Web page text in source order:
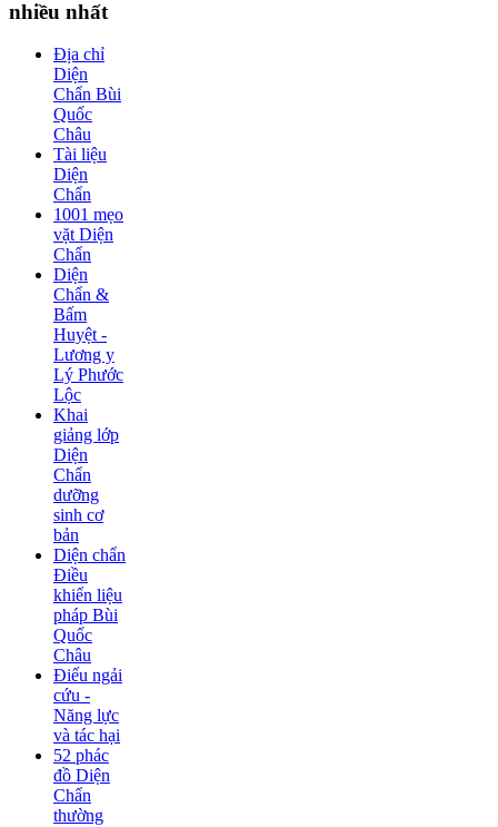
nhiều nhất
Địa chỉ
Diện
Chẩn Bùi
Quốc
Châu
Tài liệu
Diện
Chẩn
1001 mẹo
vặt Diện
Chẩn
Diện
Chẩn &
Bấm
Huyệt -
Lương y
Lý Phước
Lộc
Khai
giảng lớp
Diện
Chẩn
dưỡng
sinh cơ
bản
Diện chẩn
Điều
khiển liệu
pháp Bùi
Quốc
Châu
Điếu ngải
cứu -
Năng lực
và tác hại
52 phác
đồ Diện
Chẩn
thường